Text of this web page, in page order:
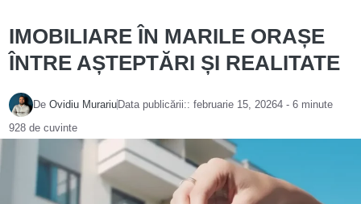
IMOBILIARE ÎN MARILE ORAȘE
ÎNTRE AȘTEPTĂRI ȘI REALITATE
De Ovidiu Murariu Data publicării:: februarie 15, 20264 - 6 minute
928 de cuvinte